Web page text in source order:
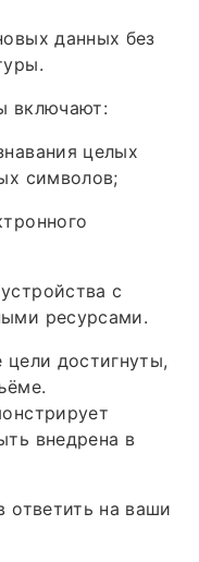
данных без
включают:
целых
символов;
с
ресурсами.
достигнуты,
внедрена в
ответить на ваши